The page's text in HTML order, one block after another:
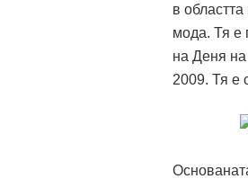
в
мода. Тя е
на Деня
2009. Тя е